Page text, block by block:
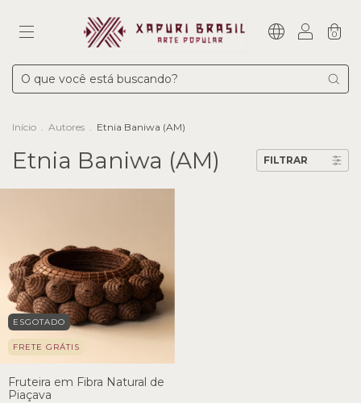
0
Início . Autores . Etnia Baniwa (AM)
Etnia Baniwa (AM) FILTRAR
ESGOTADO
FRETE GRÁTIS
Fruteira em Fibra Natural de
Piaçava